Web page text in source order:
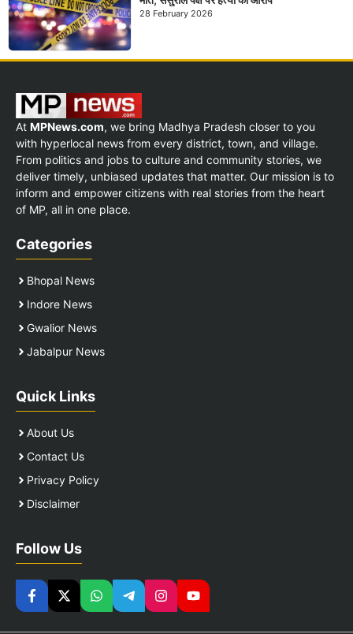
28 February 2026
At MPNews.com, we bring Madhya Pradesh closer to you
with hyperlocal news from every district, town, and village.
From politics and jobs to culture and community stories, we
deliver timely, unbiased updates that matter. Our mission is to
inform and empower citizens with real stories from the heart
of MP, all in one place.
Categories
Bhopal News
Indore News
Gwalior News
Jabalpur News
Quick Links
About Us
Contact Us
Privacy Policy
Disclaimer
Follow Us